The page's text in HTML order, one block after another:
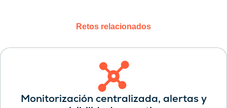
Retos relacionados
Monitorización centralizada, alertas y